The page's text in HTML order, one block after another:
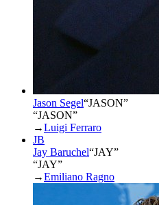
Jason Segel“JASON”
“JASON”
→Luigi Ferraro
JB
Jay Baruchel“JAY”
“JAY”
→Emiliano Ragno